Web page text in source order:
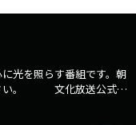
光を照らす番組です。朝
さい。 文化放送公式
送公式X（旧Twitter）